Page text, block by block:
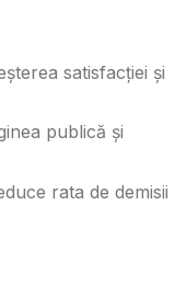
satisfacției și
publică și
rata de demisii